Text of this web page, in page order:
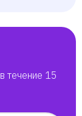
течение 15